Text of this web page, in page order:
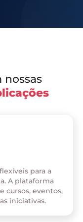
nossas
para a
A plataforma
cursos, eventos,
iniciativas.